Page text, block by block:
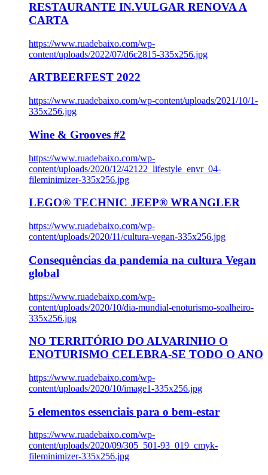
RESTAURANTE IN.VULGAR RENOVA A
CARTA
https://www.ruadebaixo.com/wp-
content/uploads/2022/07/d6c2815-335x256.jpg
ARTBEERFEST 2022
https://www.ruadebaixo.com/wp-content/uploads/2021/10/1-
335x256.jpg
Wine & Grooves #2
https://www.ruadebaixo.com/wp-
content/uploads/2020/12/42122_lifestyle_envr_04-
fileminimizer-335x256.jpg
LEGO® TECHNIC JEEP® WRANGLER
https://www.ruadebaixo.com/wp-
content/uploads/2020/11/cultura-vegan-335x256.jpg
Consequências da pandemia na cultura Vegan
global
https://www.ruadebaixo.com/wp-
content/uploads/2020/10/dia-mundial-enoturismo-soalheiro-
335x256.jpg
NO TERRITÓRIO DO ALVARINHO O
ENOTURISMO CELEBRA-SE TODO O ANO
https://www.ruadebaixo.com/wp-
content/uploads/2020/10/image1-335x256.jpg
5 elementos essenciais para o bem-estar
https://www.ruadebaixo.com/wp-
content/uploads/2020/09/305_501-93_019_cmyk-
fileminimizer-335x256.jpg